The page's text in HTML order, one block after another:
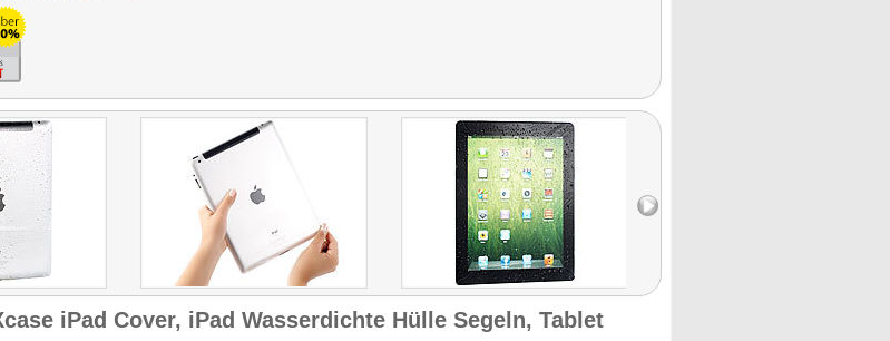
iPad Cover, iPad Wasserdichte Hülle Segeln, Tablet